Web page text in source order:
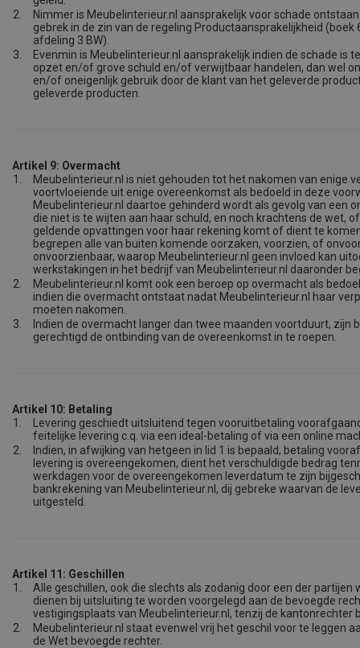
2.
Nimmer is Meubelinterieur.nl aansprakelijk voor schade
gebrek in de zin van de regeling Productaansprakelijkheid (boek
afdeling 3 BW).
3.
Evenmin is Meubelinterieur.nl aansprakelijk indien de schade is
opzet en/of grove schuld en/of verwijtbaar handelen, dan wel
en/of oneigenlijk gebruik door de klant van het geleverde
geleverde producten.
Artikel 9: Overmacht
1.
Meubelinterieur.nl is niet gehouden tot het nakomen van enige
voortvloeiende uit enige overeenkomst als bedoeld in deze
Meubelinterieur.nl daartoe gehinderd wordt als gevolg van een
die niet is te wijten aan haar schuld, en noch krachtens de wet,
geldende opvattingen voor haar rekening komt of dient te
begrepen alle van buiten komende oorzaken, voorzien, of
onvoorzienbaar, waarop Meubelinterieur.nl geen invloed kan
werkstakingen in het bedrijf van Meubelinterieur.nl daaronder
2.
Meubelinterieur.nl komt ook een beroep op overmacht als
indien die overmacht ontstaat nadat Meubelinterieur.nl haar
moeten nakomen.
3.
Indien de overmacht langer dan twee maanden voortduurt, zijn
gerechtigd de ontbinding van de overeenkomst in te roepen.
Artikel 10: Betaling
1.
Levering geschiedt uitsluitend tegen vooruitbetaling
feitelijke levering c.q. via een ideal-betaling of via een online
2.
Indien, in afwijking van hetgeen in lid 1 is bepaald, betaling
levering is overeengekomen, dient het verschuldigde bedrag
werkdagen voor de overeengekomen leverdatum te zijn
bankrekening van Meubelinterieur.nl, dij gebreke waarvan de
uitgesteld.
Artikel 11: Geschillen
1.
Alle geschillen, ook die slechts als zodanig door een der partijen
dienen bij uitsluiting te worden voorgelegd aan de bevoegde
vestigingsplaats van Meubelinterieur.nl, tenzij de kantonrechter
2.
Meubelinterieur.nl staat evenwel vrij het geschil voor te leggen
de Wet bevoegde rechter.